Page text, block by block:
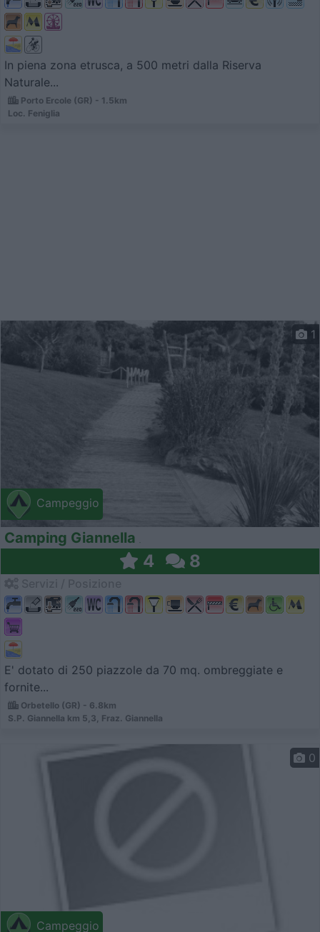
In piena zona etrusca, a 500 metri dalla Riserva
Naturale...
Porto Ercole (GR) - 1.5km
Loc. Feniglia
Campeggio
1
Camping Giannella
4 8
E' dotato di 250 piazzole da 70 mq. ombreggiate e
fornite...
Orbetello (GR) - 6.8km
S.P. Giannella km 5,3, Fraz. Giannella
Campeggio
0